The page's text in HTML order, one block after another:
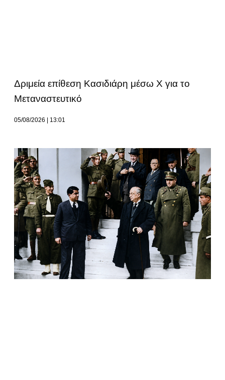
Δριμεία επίθεση Κασιδιάρη μέσω Χ για το
Μεταναστευτικό
05/08/2026 13:01